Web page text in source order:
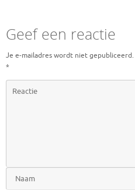
Geef een reactie
Je e-mailadres wordt niet gepubliceerd.
*